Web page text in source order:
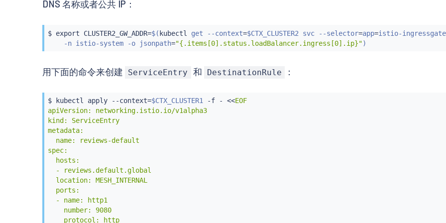
metadata:
  replicas: 1
  template:
        app: reviews
      containers:
      - name: reviews
        image: istio/examples-bookinfo-reviews-v1:1.10.0
        imagePullPolicy: IfNotPresent
        ports:
        - containerPort: 9080
EOF
spec:
    metadata:
      labels:
    spec:
        image: istio/examples-bookinfo-reviews-v2:1.10.0
        imagePullPolicy: IfNotPresent
        ports:
        - containerPort: 9080
---
apiVersion: extensions/v1beta1
kind: Deployment
metadata:
  name: reviews-v3
spec:
  replicas: 1
  template:
    metadata:
DNS 名称或者公共 IP：
$ export CLUSTER2_GW_ADDR=$( kubectl get --context=$CTX_CLUSTER2 svc --selector=app=istio-
    -n istio-system -o jsonpath
="{.items[0].status.loadBalancer.ingress[0].ip}")
用下面的命令来创建 ServiceEntry 和 DestinationRule ：
$ kubectl apply --context=$CTX_CLUSTER1 -f - <<EOF
apiVersion: networking.istio.io/v1alpha3
kind: ServiceEntry
metadata:
  name: reviews-default
spec:
  hosts:
  - reviews.default.global
  location: MESH_INTERNAL
  ports:
  - name: http1
    number: 9080
    protocol: http